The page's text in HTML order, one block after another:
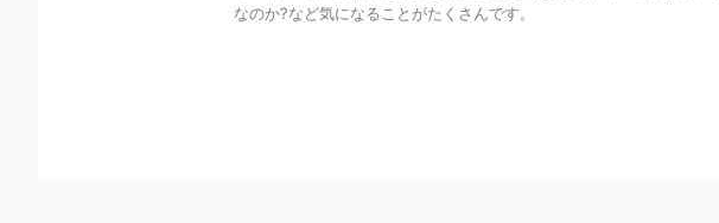
なのか?など気になることがたくさんです。